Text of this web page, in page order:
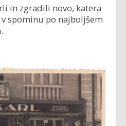
in zgradili novo, katera
spominu po najboljšem